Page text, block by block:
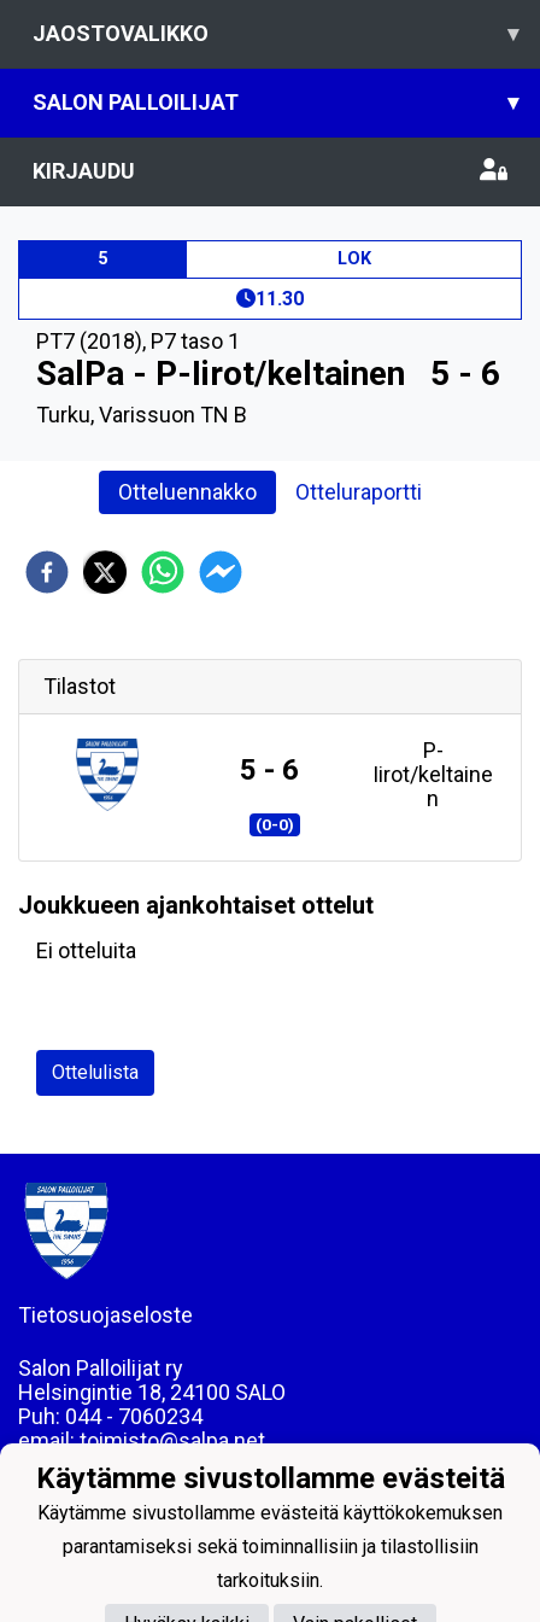
JAOSTOVALIKKO ▾
SALON PALLOILIJAT ▾
KIRJAUDU
5 LOK
11.30
PT7 (2018), P7 taso 1
SalPa - P-Iirot/keltainen 5 - 6
Turku, Varissuon TN B
Otteluennakko Otteluraportti
Tilastot
5 - 6
P-
Iirot/keltaine
n
(0-0)
Joukkueen ajankohtaiset ottelut
Ei otteluita
Ottelulista
Tietosuojaseloste
Salon Palloilijat ry
Helsingintie 18, 24100 SALO
Puh: 044 - 7060234
email: toimisto@salpa.net
LY 0139538-2
Käytämme sivustollamme evästeitä
Käytämme sivustollamme evästeitä käyttökokemuksen
parantamiseksi sekä toiminnallisiin ja tilastollisiin
tarkoituksiin.